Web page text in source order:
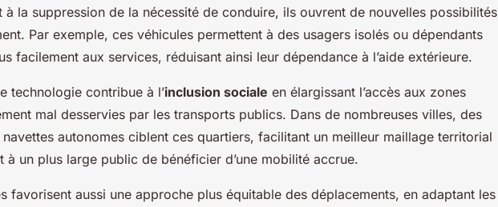
à la suppression de la nécessité de conduire, ils ouvrent de nouvelles possibilités
Par exemple, ces véhicules permettent à des usagers isolés ou dépendants
facilement aux services, réduisant ainsi leur dépendance à l’aide extérieure.
technologie contribue à l’inclusion sociale en élargissant l’accès aux zones
mal desservies par les transports publics. Dans de nombreuses villes, des
autonomes ciblent ces quartiers, facilitant un meilleur maillage territorial
à un plus large public de bénéficier d’une mobilité accrue.
favorisent aussi une approche plus équitable des déplacements, en adaptant les